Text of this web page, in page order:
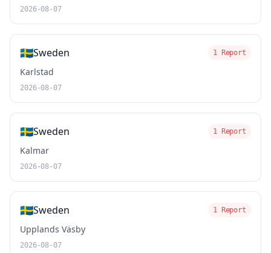
2026-08-07
🇸🇪Sweden 1 Report
Karlstad
2026-08-07
🇸🇪Sweden 1 Report
Kalmar
2026-08-07
🇸🇪Sweden 1 Report
Upplands Väsby
2026-08-07